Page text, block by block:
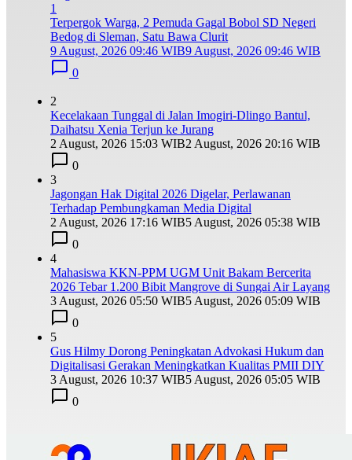
1
Terpergok Warga, 2 Pemuda Gagal Bobol SD Negeri
Bedog di Sleman, Satu Bawa Clurit
9 August, 2026 09:46 WIB9 August, 2026 09:46 WIB
0
2
Kecelakaan Tunggal di Jalan Imogiri-Dlingo Bantul,
Daihatsu Xenia Terjun ke Jurang
2 August, 2026 15:03 WIB2 August, 2026 20:16 WIB
0
3
Jagongan Hak Digital 2026 Digelar, Perlawanan
Terhadap Pembungkaman Media Digital
2 August, 2026 17:16 WIB5 August, 2026 05:38 WIB
0
4
Mahasiswa KKN-PPM UGM Unit Bakam Bercerita
2026 Tebar 1.200 Bibit Mangrove di Sungai Air Layang
3 August, 2026 05:50 WIB5 August, 2026 05:09 WIB
0
5
Gus Hilmy Dorong Peningkatan Advokasi Hukum dan
Digitalisasi Gerakan Meningkatkan Kualitas PMII DIY
3 August, 2026 10:37 WIB5 August, 2026 05:05 WIB
0